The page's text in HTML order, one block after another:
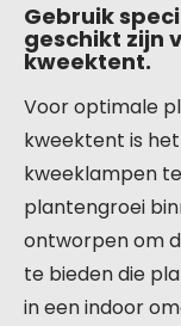
Gebruik
geschikt zijn
kweektent.
Voor optimale
kweektent is
kweeklampen
plantengroei
ontworpen om
te bieden die
in een indoor